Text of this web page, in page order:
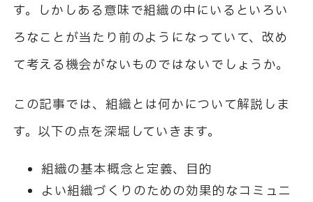
す。しかしある意味で組織の中にいるといろい
ろなことが当たり前のようになっていて、改め
て考える機会がないものではないでしょうか。
この記事では、組織とは何かについて解説しま
す。以下の点を深堀していきます。
組織の基本概念と定義、目的
よい組織づくりのための効果的なコミュニ